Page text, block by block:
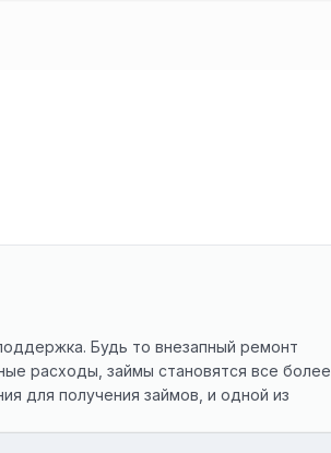
Будь то внезапный ремонт
расходы, займы становятся все более
для получения займов, и одной из